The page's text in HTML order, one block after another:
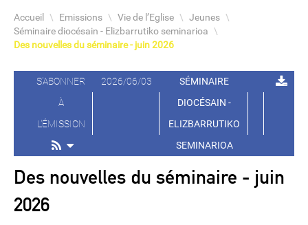
Accueil \ Emissions \ Vie de l’Eglise \ Jeunes \
Séminaire diocésain - Elizbarrutiko seminarioa \
Des nouvelles du séminaire - juin 2026
S'ABONNER
À
L'ÉMISSION
2026/06/03
SÉMINAIRE
DIOCÉSAIN -
ELIZBARRUTIKO
SEMINARIOA
Des nouvelles du séminaire - juin
2026